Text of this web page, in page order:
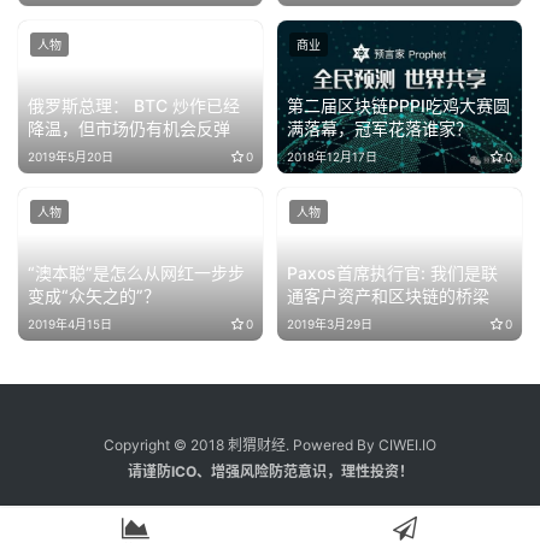
俄罗斯总理： BTC 炒作已经
降温，但市场仍有机会反弹
2019年5月20日 0
人物
第二届区块链PPPI吃鸡大赛圆
满落幕，冠军花落谁家？
2018年12月17日 0
商业
“澳本聪”是怎么从网红一步步
变成“众矢之的”？
2019年4月15日 0
人物
Paxos首席执行官: 我们是联
通客户资产和区块链的桥梁
2019年3月29日 0
人物
Copyright © 2018 刺猬财经. Powered By CIWEI.IO
请谨防ICO、增强风险防范意识，理性投资！